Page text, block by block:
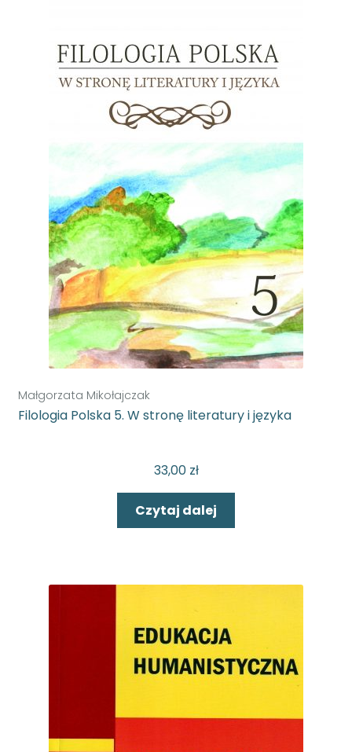
Małgorzata Mikołajczak
Filologia Polska 5. W stronę literatury i języka
33,00 zł
Czytaj dalej